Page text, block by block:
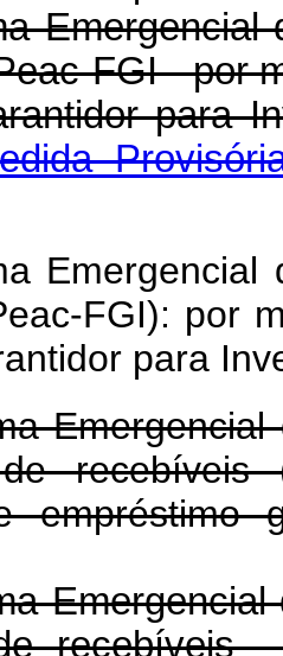
Emergencial
FGI - por
Emergencial
FGI): por
para
recebíveis
empréstimo
recebíveis